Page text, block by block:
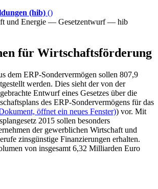
(hib) ()
und Energie — Gesetzentwurf — hib
für Wirtschaftsförderung
dem ERP-Sondervermögen sollen 807,9
werden. Dies sieht der von der
Entwurf eines Gesetzes über die
des ERP-Sondervermögens für das
öffnet ein neues Fenster)) vor. Mit
2015 sollen besonders
der gewerblichen Wirtschaft und
zinsgünstige Finanzierungen erhalten.
von insgesamt 6,32 Milliarden Euro